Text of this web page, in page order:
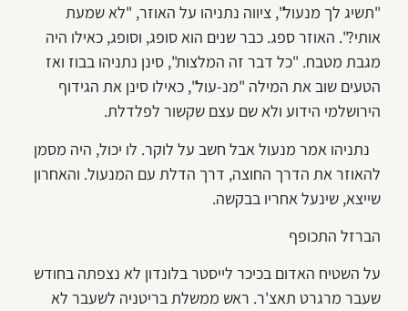
"תשיג לך מנעול", ציווה נתניהו על האוזר, "לא שמעת
אותי?". האוזר ספג. כבר שנים הוא סופג, וסופג, כאילו היה
מגבת מטבח. "כל דבר זה המלצות", סינן נתניהו בבוז ואז
הטעים שוב את המילה "מנ-עול", כאילו סינן את הגידוף
הירושלמי הידוע ולא שם עצם שקשור לפלדלת.
נתניהו אמר מנעול אבל חשב על לוקר. לו יכול, היה מסמן
להאוזר את הדרך החוצה, דרך הדלת עם המנעול. והאחרון
שייצא, שינעל אחריו בבקשה.
הברזל התכופף
על השטיח האדום בכיכר לייסטר בלונדון לא נצפתה בחודש
שעבר מרגרט תאצ'ר. ראש ממשלת בריטניה לשעבר לא